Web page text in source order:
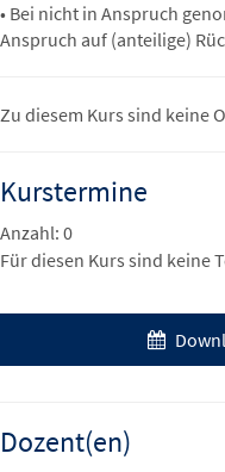
• Bei nicht in Anspruch
Anspruch auf (anteilige)
Zu diesem Kurs sind keine
Kurstermine
Anzahl: 0
Für diesen Kurs sind keine
Dozent(en)